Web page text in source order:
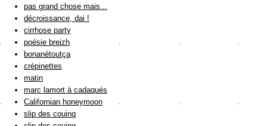
pas grand chose mais...
décroissance, dai !
cirrhose party
poésie breizh
bonanétoutça
crépinettes
matin
marc lamort à cadaqués
Californian honeymoon
slip des couinq